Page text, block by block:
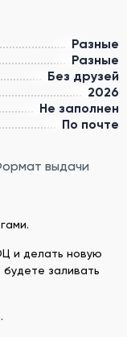
Разные
Разные
Без друзей
2026
Не заполнен
По почте
выдачи
и делать новую
будете заливать